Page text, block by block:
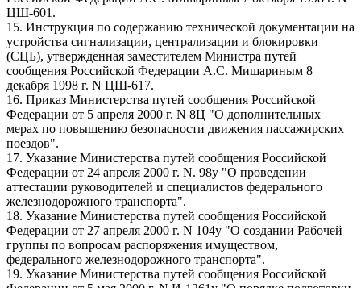
ЦШ-601.
15. Инструкция по содержанию технической документации на
устройства сигнализации, централизации и блокировки
(СЦБ), утвержденная заместителем Министра путей
сообщения Российской Федерации А.С. Мишариным 8
декабря 1998 г. N ЦШ-617.
16. Приказ Министерства путей сообщения Российской
Федерации от 5 апреля 2000 г. N 8Ц "О дополнительных
мерах по повышению безопасности движения пассажирских
поездов".
17. Указание Министерства путей сообщения Российской
Федерации от 24 апреля 2000 г. N. 98у "О проведении
аттестации руководителей и специалистов федерального
железнодорожного транспорта".
18. Указание Министерства путей сообщения Российской
Федерации от 27 апреля 2000 г. N 104у "О создании Рабочей
группы по вопросам распоряжения имуществом,
федерального железнодорожного транспорта".
19. Указание Министерства путей сообщения Российской